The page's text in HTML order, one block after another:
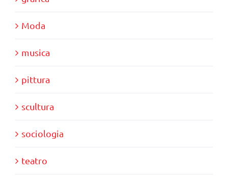
Moda
musica
pittura
scultura
sociologia
teatro